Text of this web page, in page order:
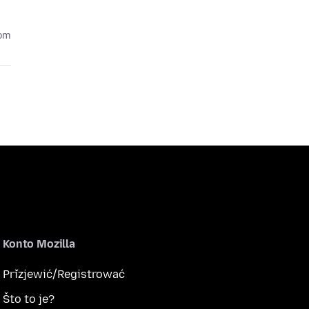
Konto Mozilla
Přizjewić/Registrować
Što to je?